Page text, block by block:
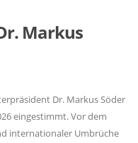
Markus
Dr. Markus Söder
eingestimmt. Vor dem
internationaler Umbrüche